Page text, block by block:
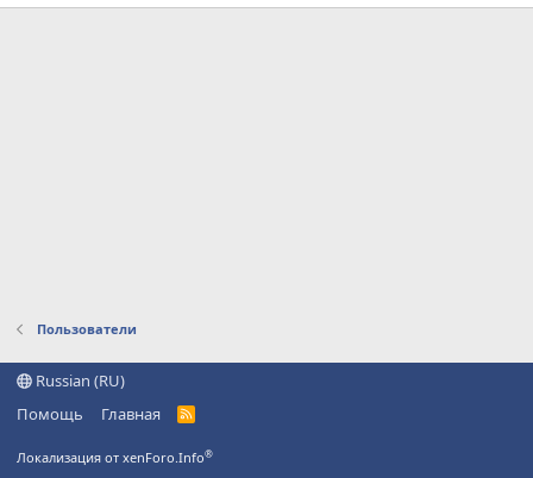
Пользователи
Russian (RU)
Помощь
Главная
R
Локализация от xenForo.Info®